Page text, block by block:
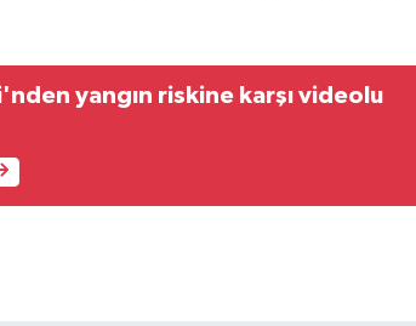
yangın riskine karşı videolu